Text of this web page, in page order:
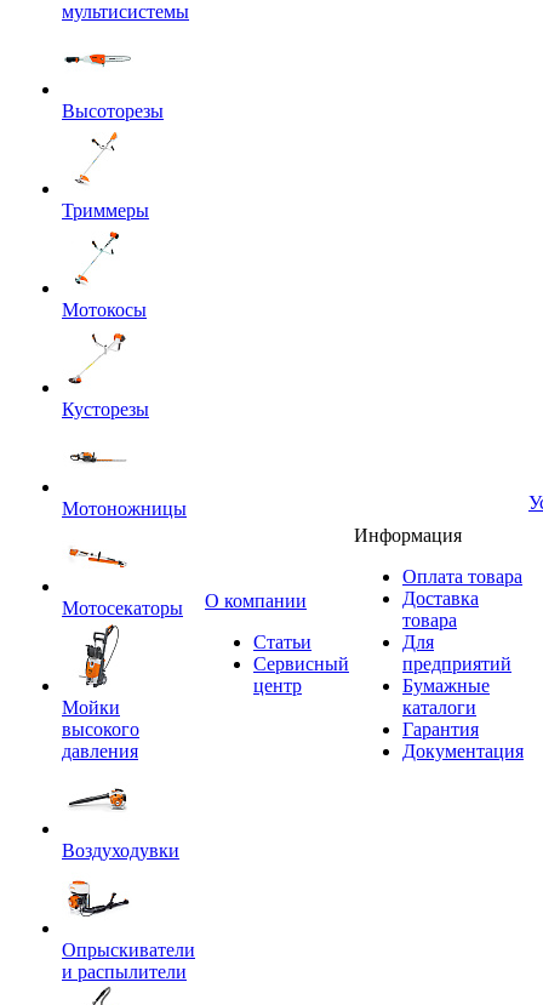
мультисистемы
Высоторезы
Триммеры
Мотокосы
Кусторезы
Мотоножницы
Мотосекаторы
Мойки
высокого
давления
Воздуходувки
Опрыскиватели
и распылители
O компании
Статьи
Сервисный
центр
Информация
Оплата товара
Доставка
товара
Для
предприятий
Бумажные
каталоги
Гарантия
Документация